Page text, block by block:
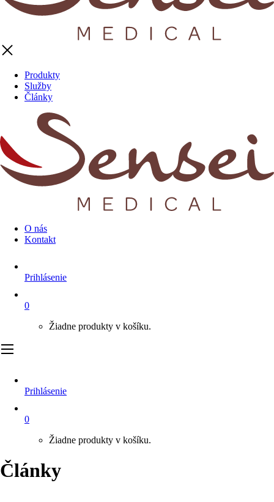
Produkty
Služby
Články
O nás
Kontakt
Prihlásenie
0
Žiadne produkty v košíku.
Prihlásenie
0
Žiadne produkty v košíku.
Články